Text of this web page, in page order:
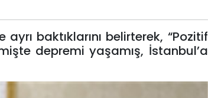
baktıklarını belirterek, “Pozitif
depremi yaşamış, İstanbul’a